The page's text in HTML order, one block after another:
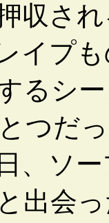
収さ
イプ
るシ
つだ
、ソ
出会